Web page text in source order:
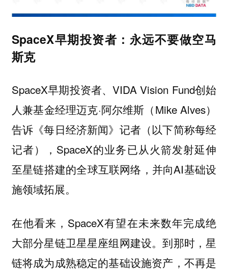
SpaceX早期投资者：永远不要做空马
斯克
SpaceX早期投资者、VIDA Vision Fund创始
人兼基金经理迈克·阿尔维斯（Mike Alves）
告诉《每日经济新闻》记者（以下简称每经
记者），SpaceX的业务已从火箭发射延伸
至星链搭建的全球互联网络，并向AI基础设
施领域拓展。
在他看来，SpaceX有望在未来数年完成绝
大部分星链卫星星座组网建设。到那时，星
链将成为成熟稳定的基础设施资产，不再是